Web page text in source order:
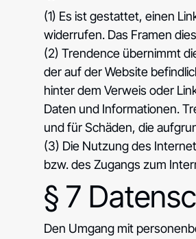
(1) Es ist gestattet, einen
widerrufen. Das Framen
(2) Trendence übernimmt
der auf der Website
hinter dem Verweis oder
Daten und Informationen.
und für Schäden, die
(3) Die Nutzung des
bzw. des Zugangs zum
§ 7
Den Umgang mit